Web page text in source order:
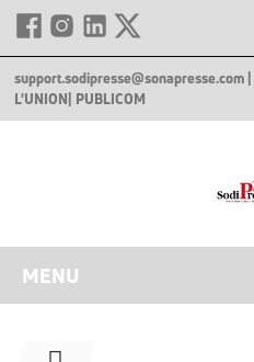
support.sodipresse@sonapresse.com
L'UNION | PUBLICOM
MENU